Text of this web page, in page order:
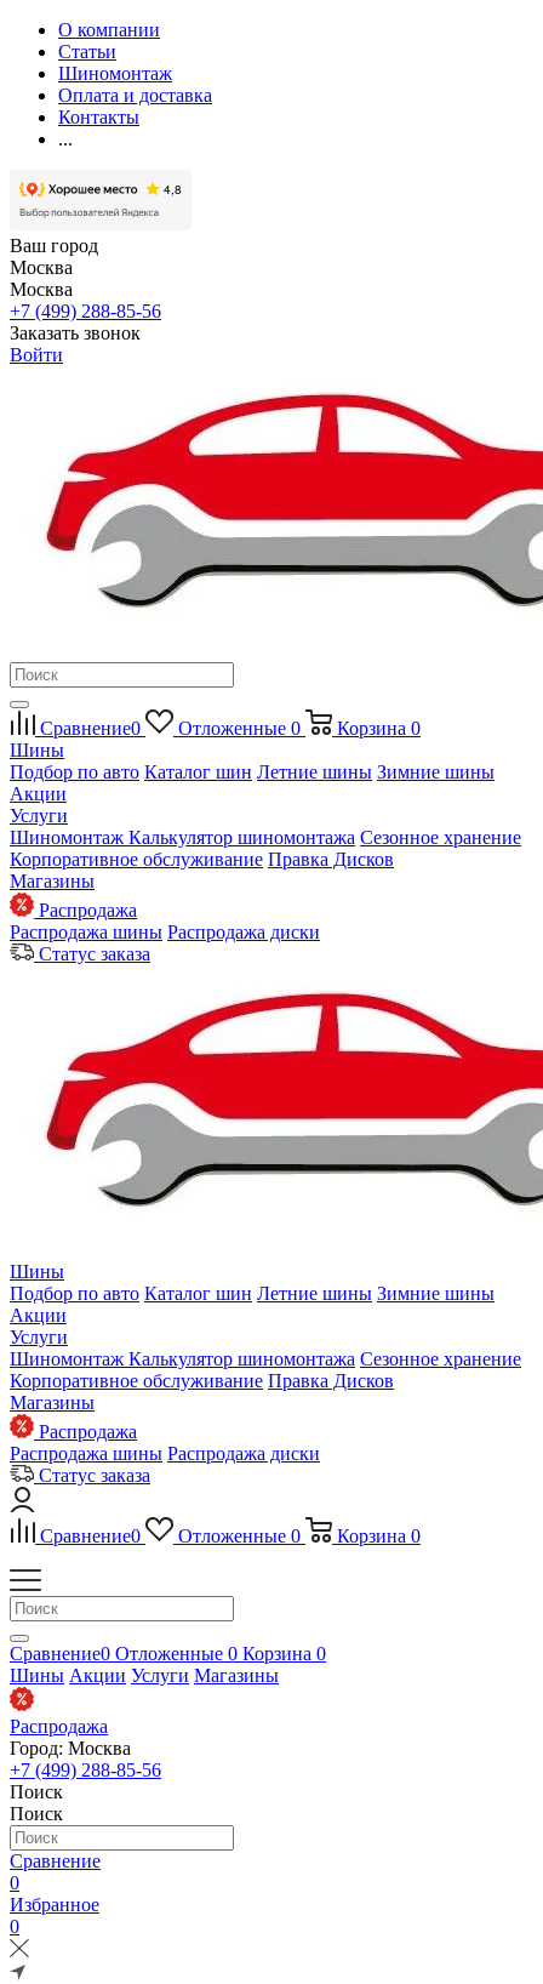
О компании
Статьи
Шиномонтаж
Оплата и доставка
Контакты
...
Ваш город
Москва
Москва
+7 (499) 288-85-56
Заказать звонок
Войти
Сравнение0 Отложенные 0 Корзина 0
Шины
Подбор по авто Каталог шин Летние шины Зимние шины
Акции
Услуги
Шиномонтаж Калькулятор шиномонтажа Сезонное хранение
Корпоративное обслуживание Правка Дисков
Магазины
Распродажа
Распродажа шины Распродажа диски
Статус заказа
Шины
Подбор по авто Каталог шин Летние шины Зимние шины
Акции
Услуги
Шиномонтаж Калькулятор шиномонтажа Сезонное хранение
Корпоративное обслуживание Правка Дисков
Магазины
Распродажа
Распродажа шины Распродажа диски
Статус заказа
Сравнение0 Отложенные 0 Корзина 0
Сравнение0 Отложенные 0 Корзина 0
Шины Акции Услуги Магазины
Распродажа
Город: Москва
+7 (499) 288-85-56
Поиск
Поиск
Сравнение
0
Избранное
0